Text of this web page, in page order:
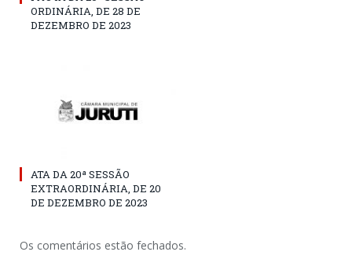
ORDINÁRIA, DE 28 DE
DEZEMBRO DE 2023
ATA DA 20ª SESSÃO
EXTRAORDINÁRIA, DE 20
DE DEZEMBRO DE 2023
Os comentários estão fechados.